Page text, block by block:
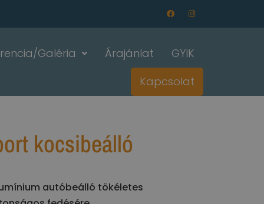
Galéria Árajánlat
GYIK
Kapcsolat
kocsibeálló
autóbeálló tökéletes